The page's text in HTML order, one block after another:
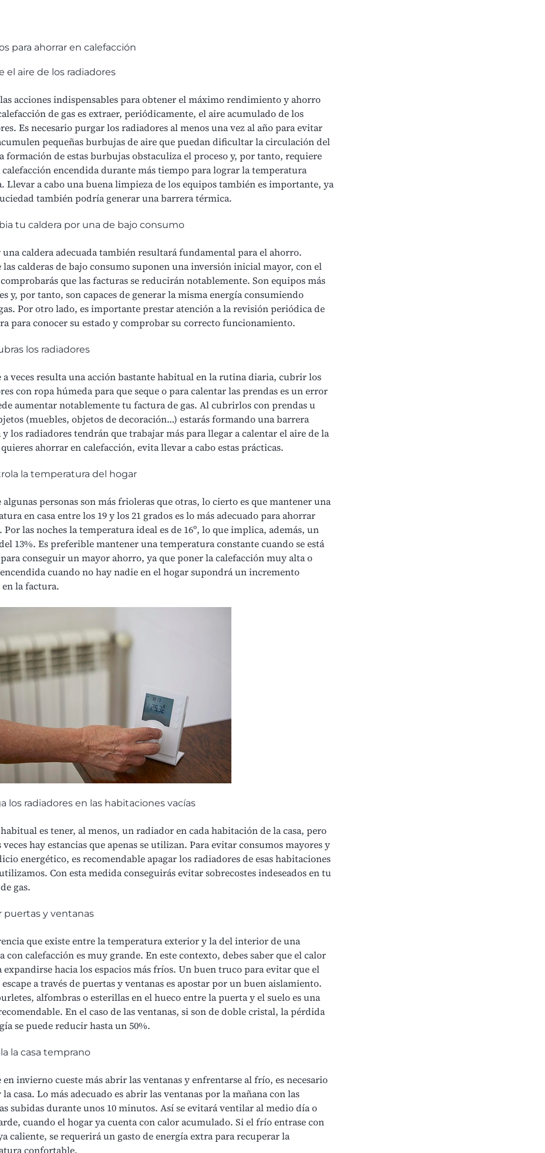
para ahorrar en calefacción
el aire de los radiadores
acciones indispensables para obtener el máximo rendimiento y ahorro
de gases extraer, periódicamente, el aire acumulado de los
Es necesario purgar los radiadores al menos una vez al año para evitar
pequeñas burbujas de aire que puedan dificultar la circulación del
formación de estas burbujas obstaculiza el proceso y, por tanto, requiere
encendida durante más tiempo para lograr la temperatura
Llevar a cabo unabuena limpieza de los equipostambién es importante, ya
también podría generar una barrera térmica.
tu caldera por una de bajo consumo
caldera adecuada también resultará fundamental para el ahorro.
lascalderas de bajo consumosuponen una inversión inicial mayor, con el
quelas facturas se reducirán notablemente. Son equipos más
y, por tanto, son capaces de generar la misma energía consumiendo
Por otro lado, es importante prestar atención a la revisión periódica de
para conocer su estado y comprobar su correcto funcionamiento.
los radiadores
a veces resulta una acción bastante habitual en la rutina diaria, cubrir los
con ropa húmeda para que seque o para calentar las prendas es un error
aumentar notablemente tu factura de gas. Al cubrirlos con prendas u
(muebles, objetos de decoración…) estarás formando una barrera
los radiadores tendrán que trabajar más para llegar a calentar el aire de la
quieres ahorrar en calefacción, evita llevar a cabo estas prácticas.
la temperatura del hogar
personas son más frioleras que otras, lo cierto es quemantener una
en casaentre los 19 y los 21 grados es lo más adecuado paraahorrar
. Por las noches la temperatura ideal es de 16º, lo que implica, además, un
13%. Es preferible mantener una temperatura constante cuando se está
para conseguir un mayor ahorro, ya que poner la calefacción muy alta o
cuando no hay nadie en el hogar supondrá un incremento
la factura.
los radiadores en las habitaciones vacías
es tener, al menos, un radiador en cada habitación de la casa, pero
veces hay estancias que apenas se utilizan. Para evitar consumos mayores y
energético, es recomendable apagar los radiadores de esas habitaciones
Con esta medida conseguirás evitar sobrecostes indeseados en tu
gas.
puertas y ventanas
que existe entre la temperatura exterior y la del interior de una
con calefacción es muy grande. En este contexto, debes saber que el calor
expandirse hacia los espacios más fríos. Un buen truco para evitar que el
escape a través de puertas y ventanas es apostar por un buen aislamiento.
alfombras o esterillas en el hueco entre la puerta y el suelo es una
En el caso de las ventanas, si son de doble cristal, la pérdida
se puede reducir hasta un 50%.
la casa temprano
eninviernocueste más abrir las ventanas y enfrentarse al frío, es necesario
casa. Lo más adecuado es abrir las ventanas por la mañana con las
subidas durante unos 10 minutos. Así se evitará ventilar al medio día o
cuando el hogar ya cuenta con calor acumulado. Si el frío entrase con
caliente, se requerirá un gasto de energía extra para recuperar la
confortable.